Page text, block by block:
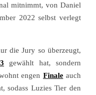
mitnimmt, von Daniel
2022 selbst verlegt
die Jury so überzeugt,
gewählt hat, sondern
engen Finaleauch
sodass Luzies Tier den